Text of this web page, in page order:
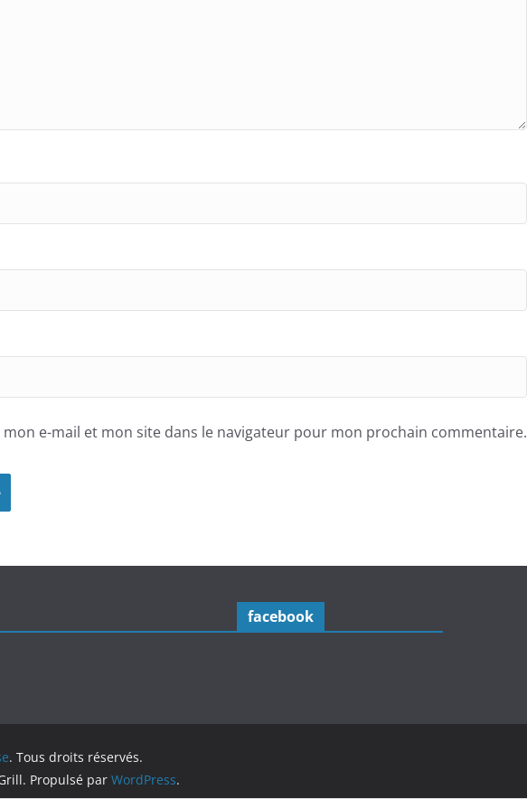
e-mail et mon site dans le navigateur pour mon prochain commentaire.
facebook
. Tous droits réservés.
Propulsé par WordPress.